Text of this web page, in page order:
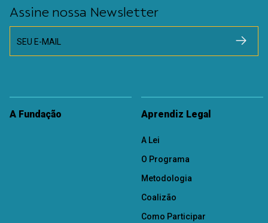
Assine nossa Newsletter
SEU E-MAIL
A Fundação Aprendiz Legal
A Lei
O Programa
Metodologia
Coalizão
Como Participar